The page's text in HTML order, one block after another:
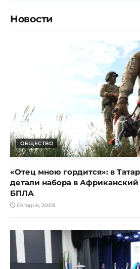
Новости
ОБЩЕСТВО
«Отец мною гордится»: в
детали набора в
БПЛА
Сегодня, 20:05